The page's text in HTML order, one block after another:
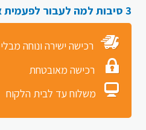
3 סיבות למה לעבור לפעמית אונליין:
רכישה ישירה ונוחה
רכישה מאובטחת
משלוח עד לבית הלקוח